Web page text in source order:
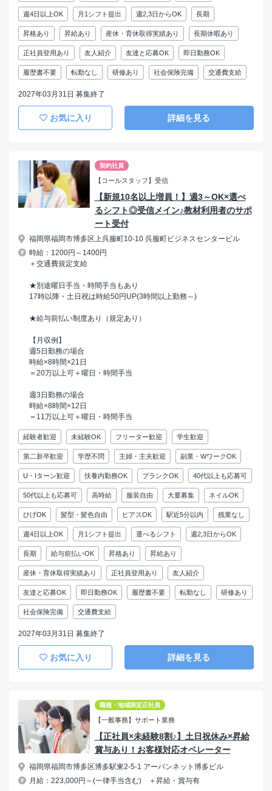
週4日以上OK 月1シフト提出 週2,3日からOK 長期
昇格あり 昇給あり 産休・育休取得実績あり 長期休暇あり
正社員登用あり 友人紹介 友達と応募OK 即日勤務OK
履歴書不要 転勤なし 研修あり 社会保険完備 交通費支給
2027年03月31日 募集終了
お気に入り 詳細を見る
契約社員
【コールスタッフ】受信
【新規10名以上増員！】週3～OK×選べ
るシフト◎受信メイン♪教材利用者のサポ
ート受付
福岡県福岡市博多区上呉服町10-10 呉服町ビジネスセンタービル
時給：1200円～1400円
＋交通費規定支給
★別途曜日手当・時間手当もあり
17時以降・土日祝は時給50円UP(3時間以上勤務～)
★給与前払い制度あり（規定あり）
【月収例】
週5日勤務の場合
時給×8時間×21日
＝20万以上可＋曜日・時間手当
週3日勤務の場合
時給×8時間×12日
＝11万以上可＋曜日・時間手当
経験者歓迎 未経験OK フリーター歓迎 学生歓迎
第二新卒歓迎 学歴不問 主婦・主夫歓迎 副業・WワークOK
U・Iターン歓迎 扶養内勤務OK ブランクOK 40代以上も応募可
50代以上も応募可 高時給 服装自由 大量募集 ネイルOK
ひげOK 髪型・髪色自由 ピアスOK 駅近5分以内 残業なし
週4日以上OK 月1シフト提出 選べるシフト 週2,3日からOK
長期 給与前払いOK 昇格あり 昇給あり
産休・育休取得実績あり 正社員登用あり 友人紹介
友達と応募OK 即日勤務OK 履歴書不要 転勤なし 研修あり
社会保険完備 交通費支給
2027年03月31日 募集終了
お気に入り 詳細を見る
職種・地域限定正社員
【一般事務】サポート業務
【正社員×未経験8割♪】土日祝休み×昇給
賞与あり！お客様対応オペレーター
福岡県福岡市博多区博多駅東2-5-1 アーバンネット博多ビル
月給：223,000円～(一律手当含む) ＋昇給・賞与有